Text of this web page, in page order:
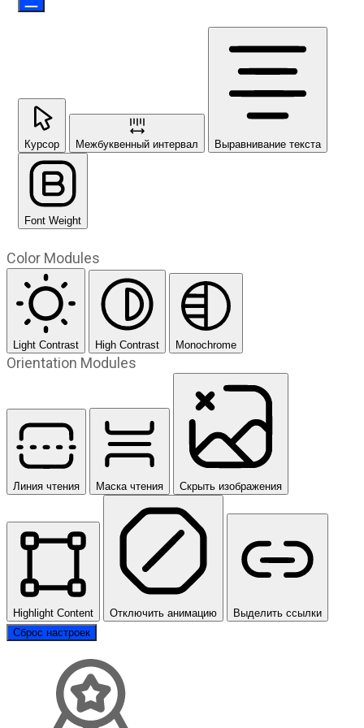
Курсор Межбуквенный интервал Выравнивание текста
Font Weight
Color Modules
Light Contrast High Contrast Monochrome
Orientation Modules
Линия чтения Маска чтения Скрыть изображения
Highlight Content Отключить анимацию
Выделить ссылки
Сброс настроек